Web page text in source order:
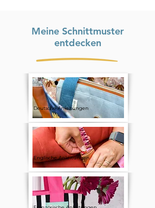
Meine Schnittmuster
entdecken
Deutsche Anleitungen
Englische Anleitungen